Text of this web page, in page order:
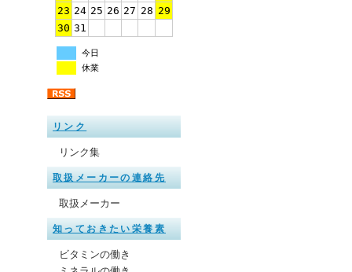
23 24 25 26 27 28 29
30 31
今日
休業
リンク
リンク集
取扱メーカーの連絡先
取扱メーカー
知っておきたい栄養素
ビタミンの働き